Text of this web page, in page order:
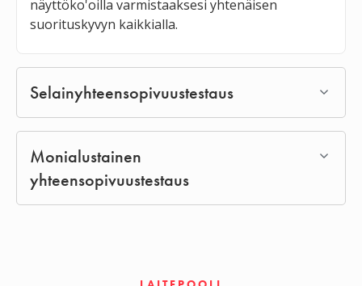
näyttöko'oilla varmistaaksesi yhtenäisen
suorituskyvyn kaikkialla.
Selainyhteensopivuustestaus
Monialustainen
yhteensopivuustestaus